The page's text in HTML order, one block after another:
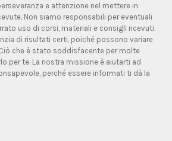
e attenzione nel mettere in
Non siamo responsabili per eventuali
uso di corsi, materiali e consigli ricevuti.
di risultati certi, poiché possono variare
che è stato soddisfacente per molte
per te. La nostra missione è aiutarti ad
perché essere informati ti dà la